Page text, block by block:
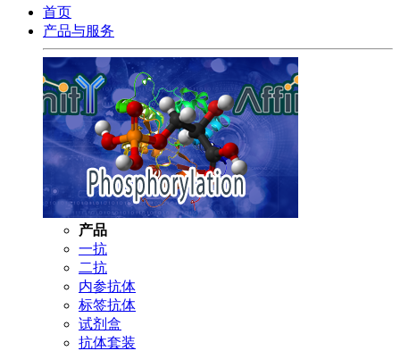
首页
产品与服务
产品
一抗
二抗
内参抗体
标签抗体
试剂盒
抗体套装